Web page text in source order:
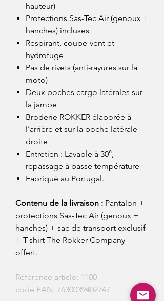
hauteur)
Protections Sas-Tec Air (genoux +
hanches) incluses
Respirant, coupe-vent et
hydrofuge
Pas de rivets (anti-rayures sur la
moto)
Deux poches cargo latérales sur
la jambe
Broderie ROKKER élaborée à
l’arrière et sur la poche latérale
droite
Entretien : Lavable à 30°,
repassage à basse température
Fabriqué au Portugal.
Contenu de la livraison : Pantalon +
protections Sas-Tec Air (genoux +
hanches) + sac de transport exclusif
+ T-shirt The Rokker Company
offert.
Référence article: 1100
code EAN: 7630039402747